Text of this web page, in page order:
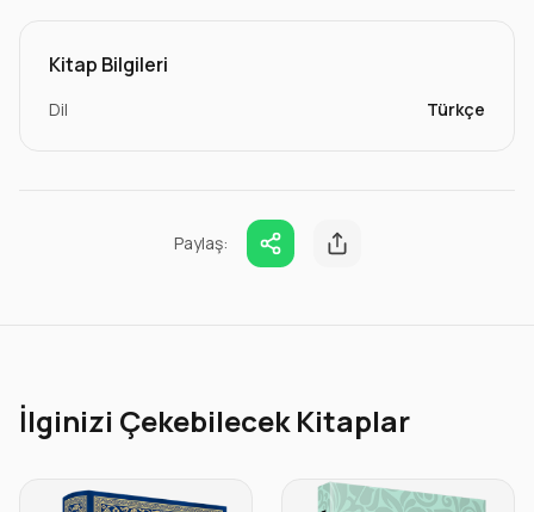
Kitap Bilgileri
Dil Türkçe
Paylaş:
İlginizi Çekebilecek Kitaplar